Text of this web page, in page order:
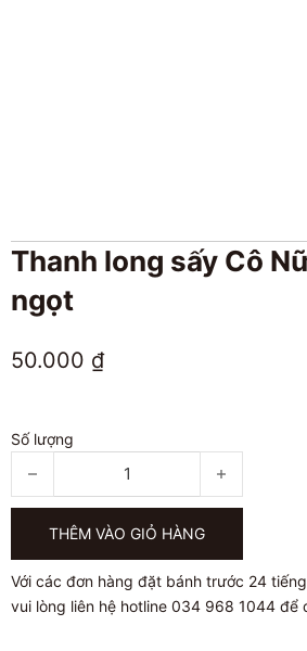
Thanh long sấy Cô
ngọt
50.000 ₫
Số lượng
Thanh long sấy Cô Nữ dẻo vị chua
THÊM VÀO GIỎ HÀNG
Với các đơn hàng đặt bánh trước 24
vui lòng liên hệ hotline 034 968 1044 để